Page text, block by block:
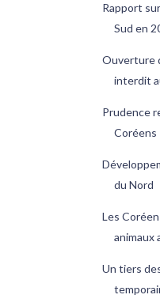
Rapport
Sud en
Ouverture
interdit
Prudence
Coréens
du Nord
Les
animaux
Un tiers